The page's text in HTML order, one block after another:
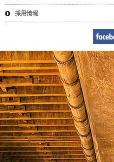
採用情報